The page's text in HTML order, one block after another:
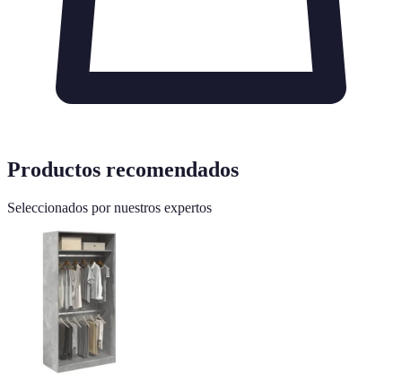
Productos recomendados
Seleccionados por nuestros expertos